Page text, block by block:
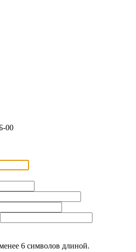
00
6 символов длиной.